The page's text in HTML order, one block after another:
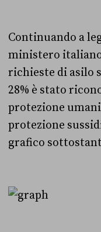
Continuando a
ministero
richieste di asilo
28% è stato
protezione
protezione
grafico